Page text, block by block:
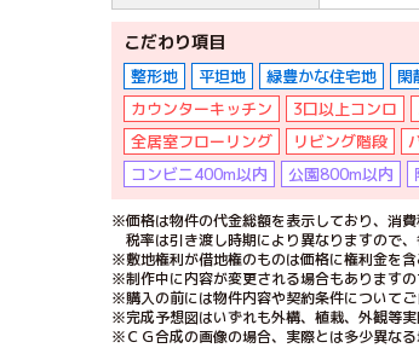
こだわり項目
整形地 平坦地 緑豊かな住宅地 閑
カウンターキッチン
3口以上コンロ
全居室フローリング
リビング階段
コンビニ400m以内
公園800m以内
※価格は物件の代金総額を表示しており、消
税率は引き渡し時期により異なりますので
※敷地権利が借地権のものは価格に権利金を含
※制作中に内容が変更される場合もありますの
※購入の前には物件内容や契約条件について
※完成予想図はいずれも外構、植栽、外観等
※ＣＧ合成の画像の場合、実際とは多少異なる